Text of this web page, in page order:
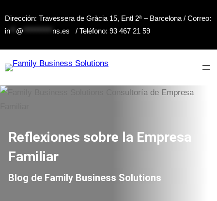
al
contenido
Dirección: Travessera de Gràcia 15, Entl 2ª – Barcelona / Correo:
in
@ ns.es / Teléfono: 93 467 21 59
Reflexiones sobre la Empresa
Familiar
Blog de Family Business Solutions